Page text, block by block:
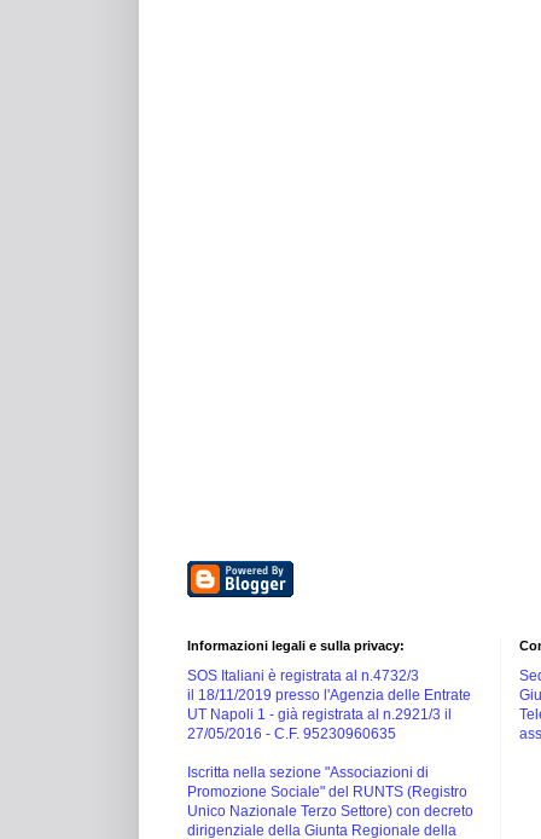
Informazioni legali e sulla privacy:
SOS Italiani è registrata al n.4732/3
il 18/11/2019 presso l'Agenzia delle Entrate
UT Napoli 1 - già registrata al n.2921/3 il
27/05/2016 - C.F. 95230960635
Iscritta nella sezione "Associazioni di
Promozione Sociale" del RUNTS (Registro
Unico Nazionale Terzo Settore) con decreto
dirigenziale della Giunta Regionale della